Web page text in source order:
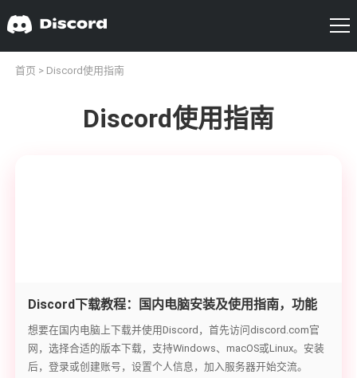
首页 > Discord使用指南
Discord使用指南
Discord下载教程：国内电脑安装及使用指南，功能
介绍与账号创建方法
想要在国内电脑上下载并使用Discord，首先访问discord.com官
网，选择合适的版本下载，支持Windows、macOS或Linux。安装
后，登录或创建账号，设置个人信息，加入服务器开始交流。